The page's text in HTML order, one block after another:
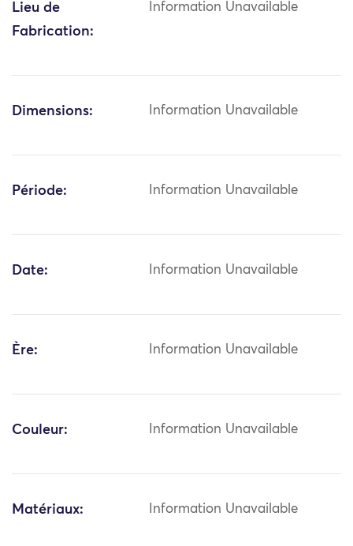
Lieu de
Fabrication:
Information Unavailable
Dimensions: Information Unavailable
Période: Information Unavailable
Date: Information Unavailable
Ère: Information Unavailable
Couleur: Information Unavailable
Matériaux: Information Unavailable